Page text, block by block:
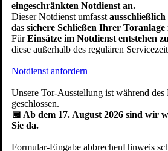
Abhängig von den Gegebenheiten in der
können Tore auf unterschiedliche Arten
Tortyp lässt sich das Garagentor hinter
Laibung), zwischen der Öffnung
flächenbündig mit der Garagenwand
Wenn genügend Freiraum im Sturzbereich
der Laibung genannt, eine stabile
direkt mit der Wand verschraubt. Die
ist die Standardmontage beim
Seitensektionaltor.
(zwischen der Leibung) zu befestigen. Bei
eingeschränkten Notdienst an.
Dieser Notdienst umfasst
das sichere Schließen Ihrer Toranlage
FürEinsätze im Notdienst entstehen
diese außerhalb des regulären
Notdienst anfordern
Unsere Tor-Ausstellung ist während des
geschlossen.
📅 Ab dem 17. August 2026 sind wir
Sie da.
Formular-Eingabe abbrechenHinweis